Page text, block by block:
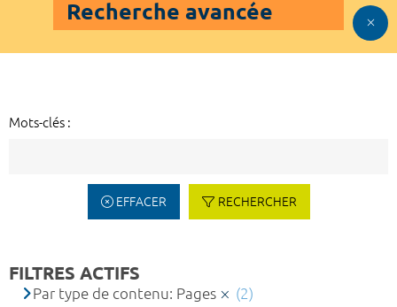
Recherche avancée
Mots-clés :
EFFACER RECHERCHER
FILTRES ACTIFS
Par type de contenu: Pages
(2)